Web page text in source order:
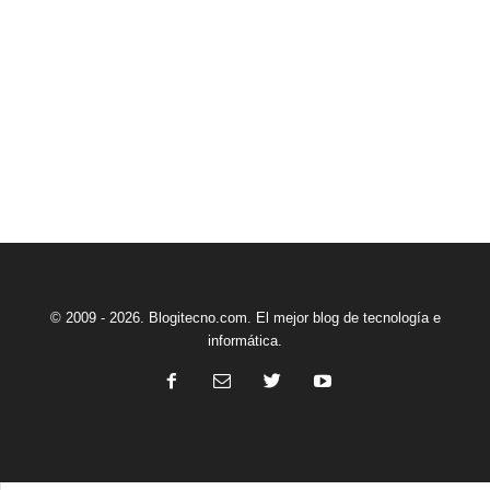
© 2009 - 2026. Blogitecno.com. El mejor blog de tecnología e
informática.